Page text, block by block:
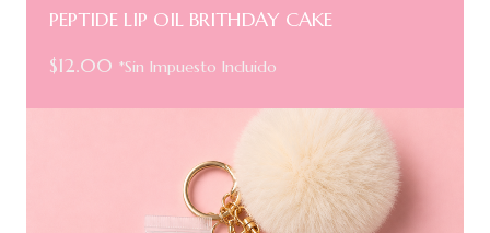
PEPTIDE LIP OIL BRITHDAY CAKE
$12.00 *Sin Impuesto Incluido